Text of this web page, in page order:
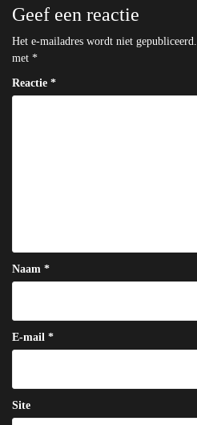
Geef een reactie
Het e-mailadres wordt niet gepubliceerd.
met *
Reactie *
Naam *
E-mail *
Site